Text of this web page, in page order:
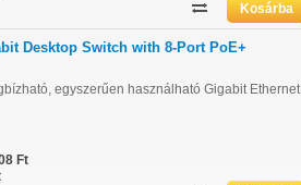
Desktop Switch with 8-Port PoE+
egyszerűen használható Gigabit Ethernet
Ft